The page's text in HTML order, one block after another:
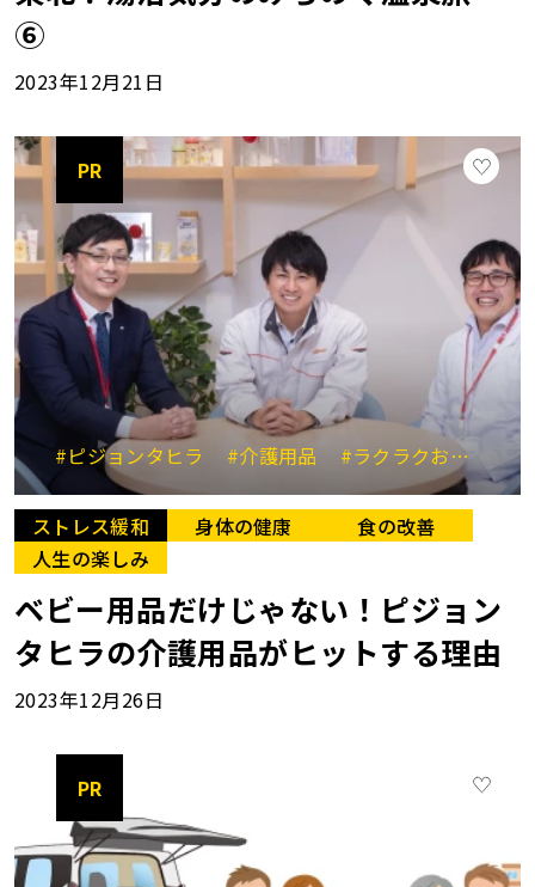
⑥
2023年12月21日
PR
#ピジョンタヒラ #介護用品 #ラクラクおしりキレイミスト
ストレス緩和 身体の健康
食の改善
人生の楽しみ
ベビー用品だけじゃない！ピジョン
タヒラの介護用品がヒットする理由
2023年12月26日
PR